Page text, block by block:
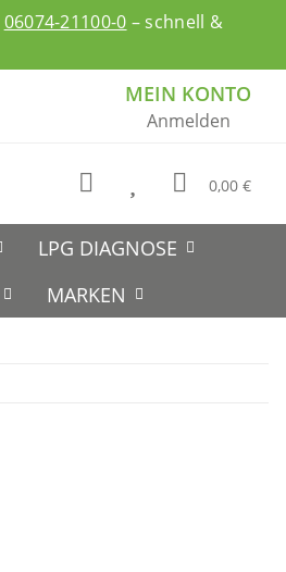
06074-21100-0 – schnell &
MEIN KONTO
Anmelden
0,00 €
LPG DIAGNOSE
MARKEN